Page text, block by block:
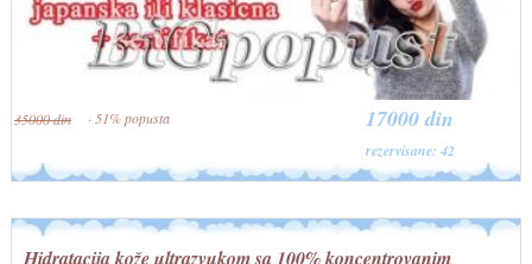
17000 din
rezervisane: 42
35000 din · 51% popusta
Hidratacija kože ultrazvukom sa 100% koncentrovanim